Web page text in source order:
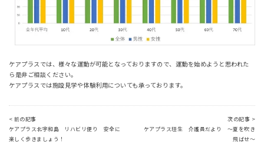
ケアプラスでは、様々な運動が可能となっておりますので、運動を始めようと思われた
ら是非ご相談ください。
ケアプラスでは施設見学や体験利用についても承っております。
< 前の記事
ケアプラス北宇和島 リハビリ便り 安全に
楽しく歩きましょう！
次の記事 >
ケアプラス垣生 介護員だより ～夏を吹き
飛ばせ～